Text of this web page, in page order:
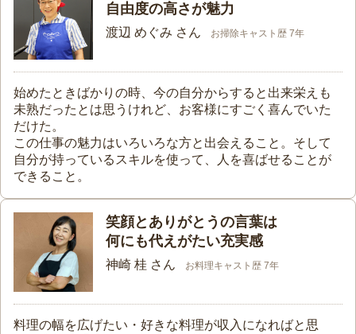
自由度の高さが魅力
渡辺 めぐみ さん お掃除キャスト歴 7年
始めたときばかりの時、今の自分からすると出来栄えも
未熟だったとは思うけれど、お客様にすごく喜んでいた
だけた。
この仕事の魅力はいろいろな方と出会えること。そして
自分が持っているスキルを使って、人を喜ばせることが
できること。
笑顔とありがとうの言葉は
何にも代えがたい充実感
神崎 桂 さん お料理キャスト歴 7年
料理の幅を広げたい・好きな料理が収入になればと思